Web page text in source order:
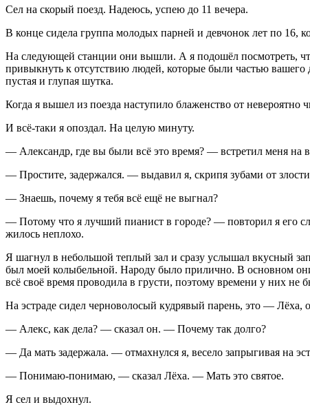
Сел на скорый поезд. Надеюсь, успею до 11 вечера.
В конце сидела группа молодых парней и девчонок лет по 16,
На следующей станции они вышли. А я подошёл посмотреть,
привыкнуть к отсутствию людей, которые были частью вашего
пустая и глупая шутка.
Когда я вышел из поезда наступило блаженство от невероятно
И всё-таки я опоздал. На целую минуту.
— Александр, где вы были всё это время? — встретил меня на
— Простите, задержался. — выдавил я, скрипя зубами от
— Знаешь, почему я тебя всё ещё не выгнал?
— Потому что я лучший пианист в городе? — повторил я его
жилось неплохо.
Я шагнул в небольшой теплый зал и сразу услышал вкусный
был моей колыбельной. Народу было прилично. В основном
всё своё время проводила в грусти, поэтому времени у них не
На эстраде сидел черноволосый кудрявый парень, это — Лёха,
— Алекс, как дела? — сказал он. — Почему так долго?
— Да мать задержала. — отмахнулся я, весело запрыгивая на
— Понимаю-понимаю, — сказал Лёха. — Мать это святое.
Я сел и выдохнул.